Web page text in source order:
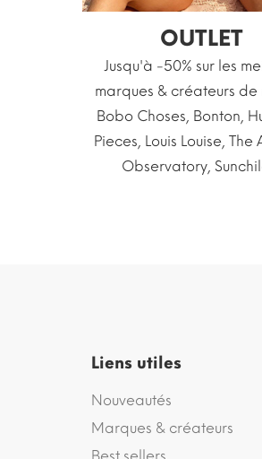
OUTLET
Jusqu'à -50% sur les
marques & créateurs de
Bobo Choses, Bonton,
Pieces, Louis Louise, The
Observatory,
Liens utiles
Nouveautés
Marques & créateurs